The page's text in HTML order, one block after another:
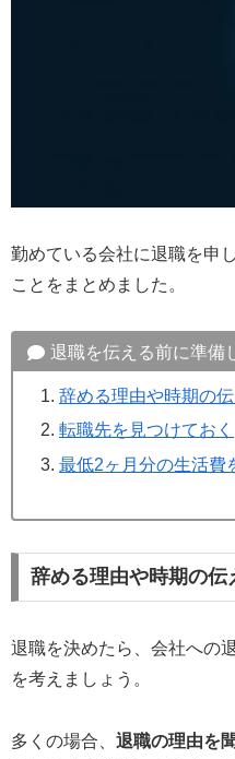
勤めている会社に退職を申
ことをまとめました。
退職を伝える前に準備
辞める理由や時期の
転職先を見つけておく
最低2ヶ月分の生活費
辞める理由や時期の伝
退職を決めたら、会社への
を考えましょう。
多くの場合、 退職の理由を